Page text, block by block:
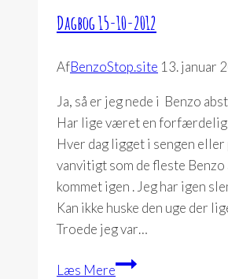
Dagbog 15-10-2012
AfBenzoStop.site 13. januar
Ja, så er jeg nede i Benzo
Har lige været en forfærdelig
Hver dag ligget i sengen eller
vanvitigt som de fleste
kommet igen . Jeg har igen
Kan ikke huske den uge der
Troede jeg var…
Læs MereDagbog